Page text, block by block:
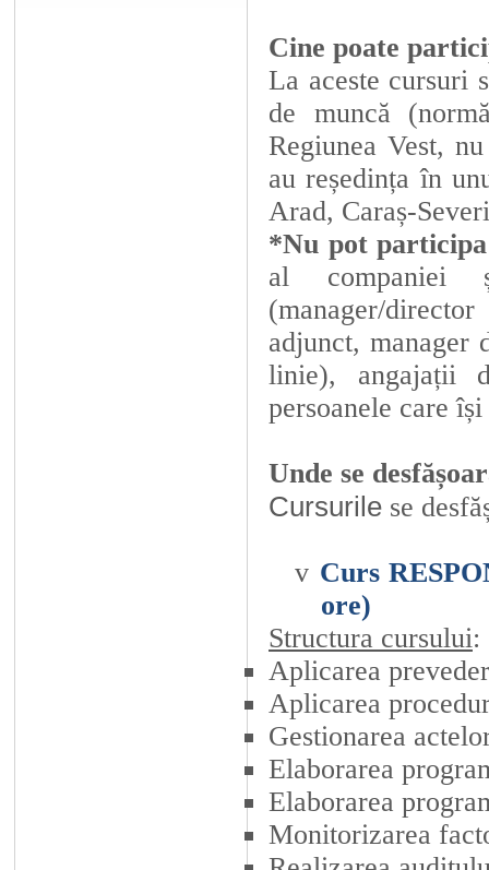
Cine poate
La aceste cursuri
de muncă
Regiunea Vest,
au reședința în
Arad, Caraș-
*Nu pot
al companiei
(manager/
adjunct, manager
linie), angajații
persoanele care
Unde se
Cursurile se
v Curs
ore)
Structura cursului:
Aplicarea
Aplicarea
Gestionarea
Elaborarea
Elaborarea
Monitorizarea